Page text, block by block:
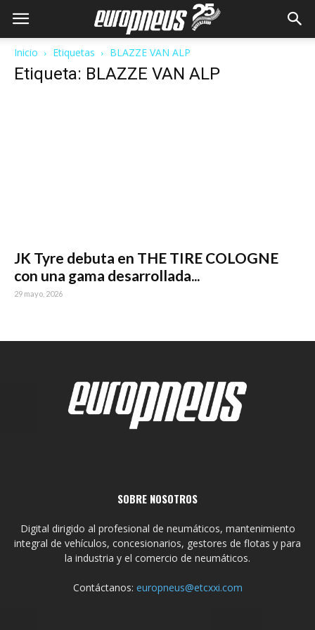
Inicio Etiquetas BLAZZE VAN ALP
Etiqueta: BLAZZE VAN ALP
JK Tyre debuta en THE TIRE COLOGNE
con una gama desarrollada...
29 mayo, 2026
SOBRE NOSOTROS
Digital dirigido al profesional de neumáticos, mantenimiento
integral de vehículos, concesionarios, gestores de flotas y para
la industria y el comercio de neumáticos.
Contáctanos: europneus@etcxxi.com